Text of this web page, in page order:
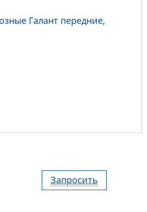
Запросить